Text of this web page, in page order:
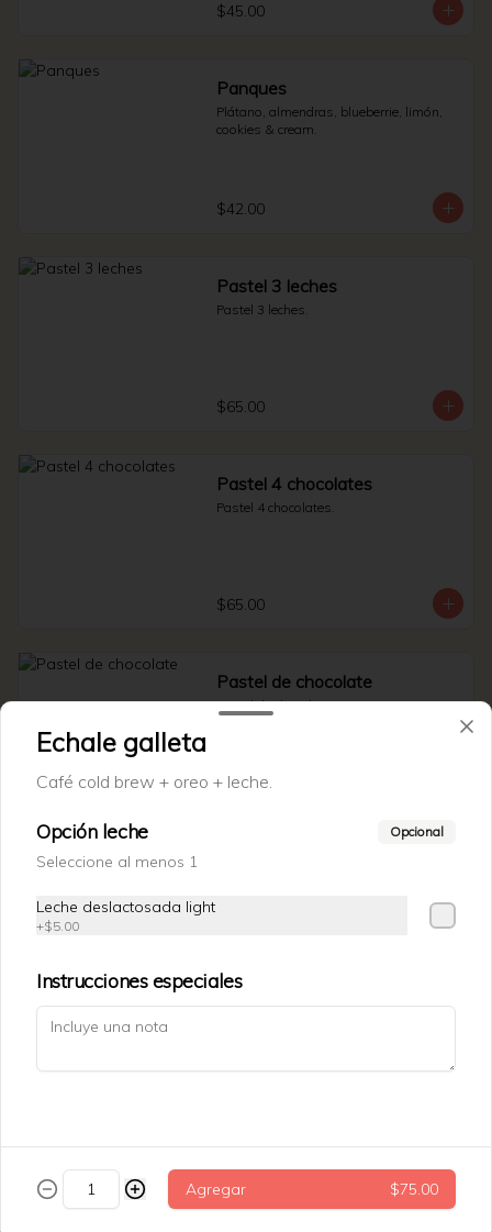
$45.00
Panques
Plátano, almendras, blueberrie, limón,
cookies & cream.
$42.00
Pastel 3 leches
Pastel 3 leches.
$65.00
Pastel 4 chocolates
Pastel 4 chocolates.
$65.00
Pastel de chocolate
Pastel de chocolate.
Trenza cinammon roll
$79.00
Echale galleta
Café cold brew + oreo + leche.
Opción leche Opcional
Seleccione al menos 1
Leche deslactosada light
+$5.00
Instrucciones especiales
Agregar $75.00